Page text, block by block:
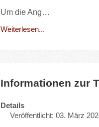
Um die Ang…
Weiterlesen...
Informationen zur
Details
Veröffentlicht: 03. März